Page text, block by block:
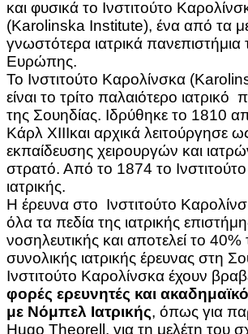
και φυσικά το Ινστιτούτο
(Karolinska Institute), ένα από τα
γνωστότερα ιατρικά πανεπιστήμια
Ευρώπης.
Το Ινστιτούτο Καρολίνσκα
είναι το τρίτο παλαιότερο ιατρικό
της Σουηδίας. Ιδρύθηκε το 1810
Κάρλ XIIIκαι αρχικά λειτούργησε
εκπαίδευσης χειρουργών και
στρατό. Από το 1874 το Ινστιτούτο
ιατρικής.
Η έρευνα στο Ινστιτούτο
όλα τα πεδία της ιατρικής
νοσηλευτικής και αποτελεί το 40%
συνολικής ιατρικής έρευνας στη
Ινστιτούτο Καρολίνσκα έχουν
φορές ερευνητές και
με Νόμπελ Ιατρικής, όπως για
Hugo Theorell, για τη μελέτη του